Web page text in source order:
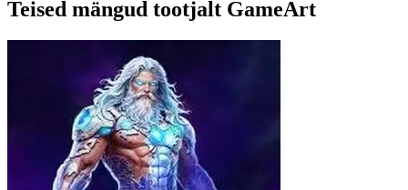
Teised mängud tootjalt GameArt